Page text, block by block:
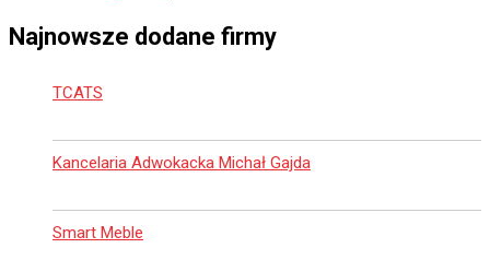
Najnowsze dodane firmy
TCATS
Kancelaria Adwokacka Michał Gajda
Smart Meble